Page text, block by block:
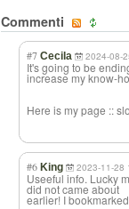
Commenti
#7 Cecila 2024-08-
It's going to be
increase my know-
Here is my page ::
#6 King 2023-11-28
Useeful info. Lucky
did not came about
earlier! I